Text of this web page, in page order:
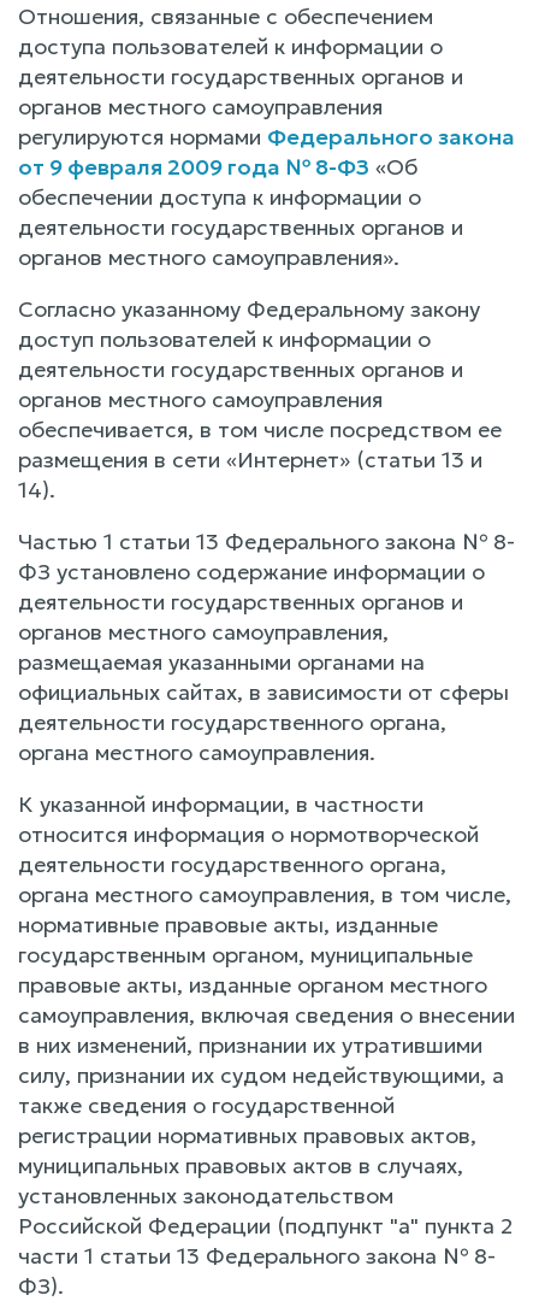
Отношения, связанные с обеспечением
доступа пользователей к информации о
деятельности государственных органов и
органов местного самоуправления
регулируются нормами Федерального закона
от 9 февраля 2009 года № 8-ФЗ «Об
обеспечении доступа к информации о
деятельности государственных органов и
органов местного самоуправления».
Согласно указанному Федеральному закону
доступ пользователей к информации о
деятельности государственных органов и
органов местного самоуправления
обеспечивается, в том числе посредством ее
размещения в сети «Интернет» (статьи 13 и
14).
Частью 1 статьи 13 Федерального закона № 8-
ФЗ установлено содержание информации о
деятельности государственных органов и
органов местного самоуправления,
размещаемая указанными органами на
официальных сайтах, в зависимости от сферы
деятельности государственного органа,
органа местного самоуправления.
К указанной информации, в частности
относится информация о нормотворческой
деятельности государственного органа,
органа местного самоуправления, в том числе,
нормативные правовые акты, изданные
государственным органом, муниципальные
правовые акты, изданные органом местного
самоуправления, включая сведения о внесении
в них изменений, признании их утратившими
силу, признании их судом недействующими, а
также сведения о государственной
регистрации нормативных правовых актов,
муниципальных правовых актов в случаях,
установленных законодательством
Российской Федерации (подпункт "а" пункта 2
части 1 статьи 13 Федерального закона № 8-
ФЗ).